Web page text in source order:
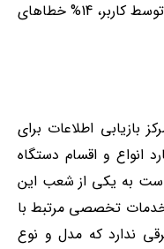
علتها به ترتیب عبارتند از: 32% اشتباه توسط کاربر، 14% خطاهای
بازیابی اطلاعات برای
انواع و اقسام دستگاه
به یکی از شعب این
خدمات تخصصی مرتبط با
ندارد که مدل و نوع